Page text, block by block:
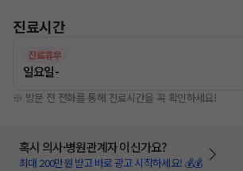
진료시간
진료휴무
일요일-
※ 방문 전 전화를 통해 진료시간을 꼭 확인하세요!
혹시 의사·병원관계자 이신가요?
최대 200만원 받고 바로 광고 시작하세요! 💰💰